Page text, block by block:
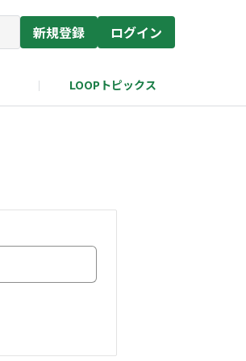
新規登録 ログイン
LOOPトピックス